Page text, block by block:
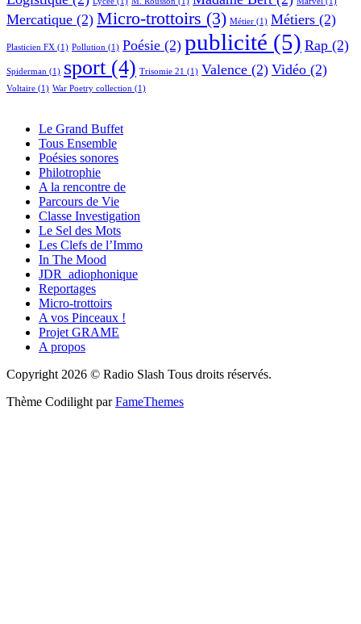
Mercatique (2) Micro-trottoirs (3) Métier (1) Métiers (2)
Plasticien FX (1) Pollution (1) Poésie (2) publicité (5) Rap (2)
Spiderman (1) sport (4) Trisomie 21 (1) Valence (2) Vidéo (2)
Voltaire (1) War Poetry collection (1)
Le Grand Buffet
Tous Ensemble
Poésies sonores
Philotrophie
A la rencontre de
Parcours de Vie
Classe Investigation
Le Sel des Mots
Les Clefs de l’Immo
In The Mood
JDR_adiophonique
Reportages
Micro-trottoirs
A vos Pinceaux !
Projet GRAME
A propos
Copyright 2026 © Radio Slash Tous droits réservés.
Thème Codilight parFameThemes